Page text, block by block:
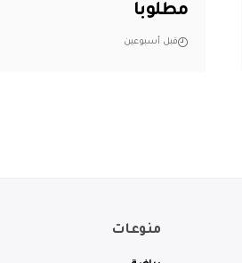
مطلوباً
قبل أسبوعين
منوعات